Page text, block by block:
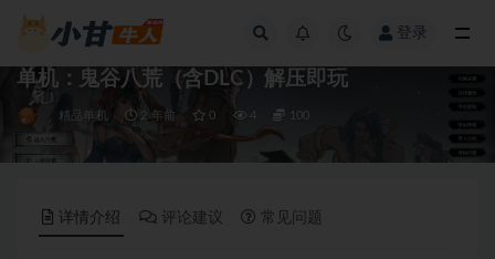
登录
单机：鬼谷八荒（含DLC）解压即玩
精品单机 2 年前 0 4 100
详情介绍 评论建议 常见问题